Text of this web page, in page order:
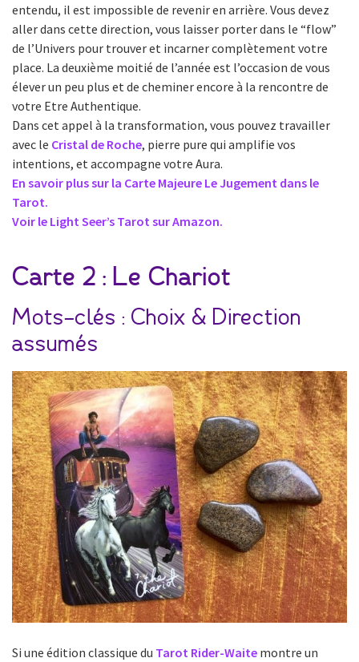
entendu, il est impossible de revenir en arrière. Vous devez
aller dans cette direction, vous laisser porter dans le “flow”
de l’Univers pour trouver et incarner complètement votre
place. La deuxième moitié de l’année est l’occasion de vous
élever un peu plus et de cheminer encore à la rencontre de
votre Etre Authentique.
Dans cet appel à la transformation, vous pouvez travailler
avec le Cristal de Roche, pierre pure qui amplifie vos
intentions, et accompagne votre Aura.
En savoir plus sur la Carte Majeure Le Jugement dans le
Tarot.
Voir le Light Seer’s Tarot sur Amazon.
Carte 2 : Le Chariot
Mots-clés : Choix & Direction
assumés
Si une édition classique du Tarot Rider-Waite montre un